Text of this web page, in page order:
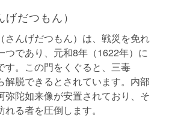
だつもん）
（さんげだつもん）は、戦災を免れ
つであり、元和8年（1622年）に
す。この門をくぐると、三毒
解脱できるとされています。内部
弥陀如来像が安置されており、そ
る者を圧倒します。